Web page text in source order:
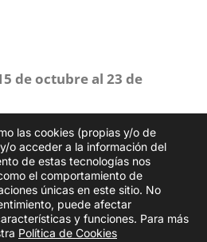
de octubre al 23 de
calle Rosalind Franklin, 30, 28906
Madrid
las cookies (propias y/o de
o acceder a la información del
de estas tecnologías nos
el comportamiento de
únicas en este sitio. No
puede afectar
y funciones. Para más
Política de Cookies